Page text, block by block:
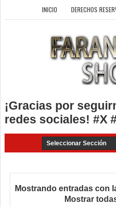
INICIO DERECHOS
¡Gracias por
redes sociales! #X
Mostrando entradas con
Mostrar